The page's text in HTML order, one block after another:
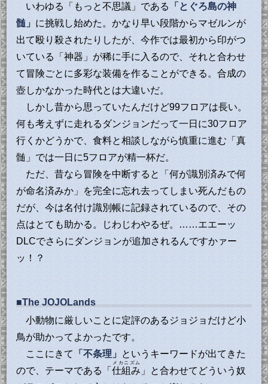
いわゆる「もっと不思議」である
「とぐろ島の神
髄」 に挑戦し始めた。かなり早い段階からマゼルンが
出て殴り殺されたりしたが、今作では最初から印がつ
いている「神器」が稀に手に入るので、それと合わせ
て冒険ごとに多彩な装備を作ることができる。合成の
壺しかなかった時代とは大違いだ。
しかし昔から思っていたんだけど99フロアは長い。
何も考えずに走れるダンジョンだって一日に30フロア
行くかどうかで、食料と相談しながら慎重に進む「真
髄」では一日に5フロアが精一杯だ。
ただ、昔なら冒険を中断すると「何が識別済みで何
が命名済みか」を完全に忘れ去ってしまい死んだもの
だが、今は名付け識別帳に記録されているので、その
点はとても助かる。じわじわやるぜ。……エエーッ
DLCでさらにダンジョンが追加されるんですかァー
ッ！？
■The JOJOLands
小動物に厳しいことに定評のあるジョジョだけど小
鳥が助かってよかったです。
ここにきて
「不条理」 というキーワードが出てきた
ので、テーマである「仕組み
メカニズム
」と合わせてどういう奴